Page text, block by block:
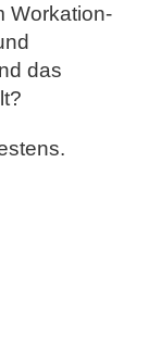
Workation-
das